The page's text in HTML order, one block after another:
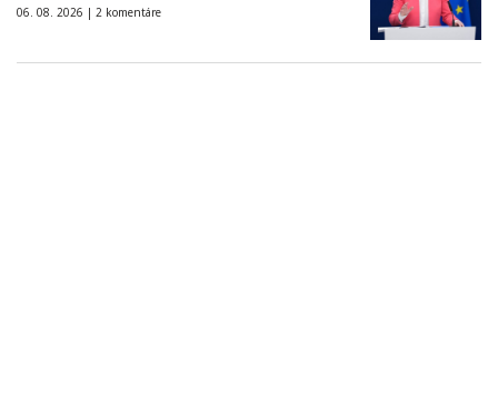
06. 08. 2026 | 2 komentáre